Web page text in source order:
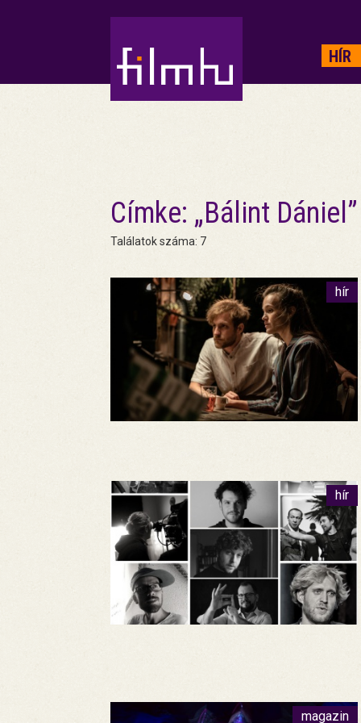
HÍR
Címke: „Bálint Dániel”
Találatok száma: 7
hír
hír
magazin